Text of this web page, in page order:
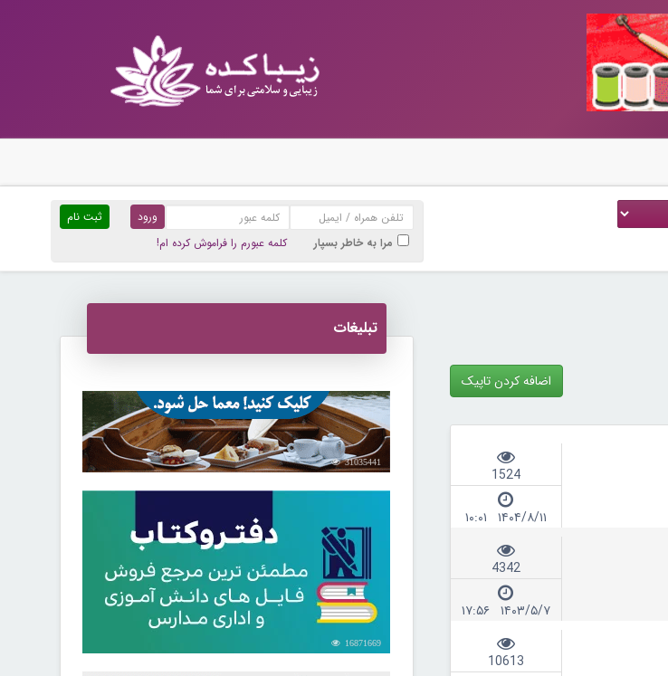
ثبت نام
مرا به خاطر بسپار
کلمه عبورم را فراموش کرده ام!
اضافه کردن تاپیک
1524
۱۴۰۴/۸/۱۱ ۱۰:۰۱
4342
۱۴۰۳/۵/۷ ۱۷:۵۶
10613
تبلیغات
31035441
16871669